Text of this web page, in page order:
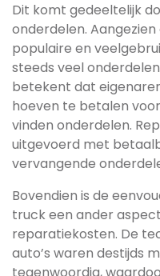
Dit komt gedeeltelijk
onderdelen. Aangezien
populaire en
steeds veel
betekent dat
hoeven te betalen
vinden onderdelen.
uitgevoerd met
vervangende
Bovendien is de
truck een ander
reparatiekosten. De
auto’s waren destijds